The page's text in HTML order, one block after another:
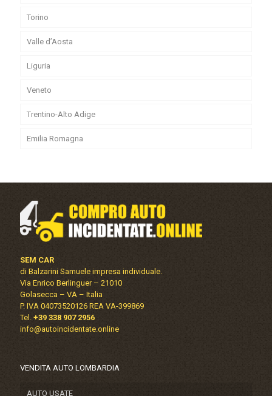
Torino
Valle d’Aosta
Liguria
Veneto
Trentino-Alto Adige
Emilia Romagna
SEM CAR
di Balzarini Samuele impresa individuale.
Via Enrico Berlinguer – 21010
Golasecca – VA – Italia
P. IVA 04073520126 REA VA-399869
Tel. +39 338 907 2956
info@autoincidentate.online
VENDITA AUTO LOMBARDIA
AUTO USATE